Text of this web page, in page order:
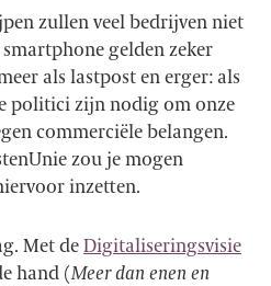
zullen veel bedrijven niet
gelden zeker
als lastpost en erger: als
politici zijn nodig om onze
commerciële belangen.
zou je mogen
inzetten.
Met deDigitaliseringsvisie
hand (Meer dan enen en